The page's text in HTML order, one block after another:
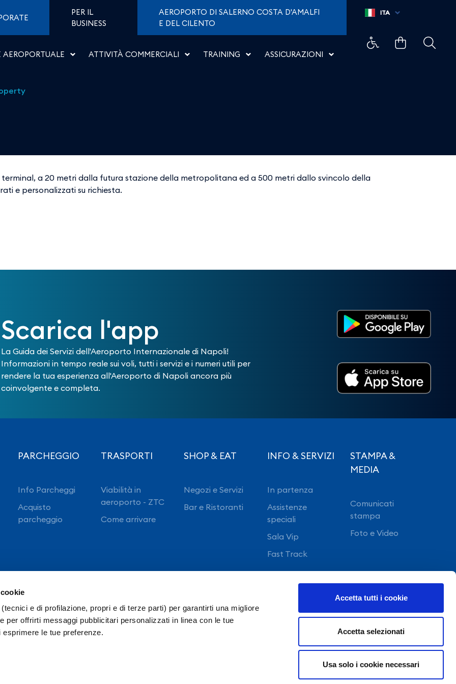
e di profilazione, propri e di terze parti) per garantirti una migliore
per offrirti messaggi pubblicitari personalizzati in linea con le tue
le tue preferenze.
Accetta tutti i cookie
Accetta selezionati
Usa solo i cookie necessari
PER IL
BUSINESS
AEROPORTO DI SALERNO COSTA D'AMALFI
E DEL CILENTO
AEROPORTUALE ATTIVITÀ COMMERCIALI TRAINING ASSICURAZIONI
ITA
a 20 metri dalla futura stazione della metropolitana ed a 500 metri dallo svincolo della
e personalizzati su richiesta.
Scarica l'app
La Guida dei Servizi dell'Aeroporto Internazionale di Napoli!
Informazioni in tempo reale sui voli, tutti i servizi e i numeri utili per
rendere la tua esperienza all'Aeroporto di Napoli ancora più
coinvolgente e completa.
PARCHEGGIO
Info Parcheggi
Acquisto
parcheggio
TRASPORTI
Viabilità in
aeroporto - ZTC
Come arrivare
SHOP & EAT
Negozi e Servizi
Bar e Ristoranti
INFO & SERVIZI
In partenza
Assistenze
speciali
Sala Vip
Fast Track
STAMPA &
MEDIA
Comunicati
stampa
Foto e Video
©Copyright 2022 GE.S.A.C. S.p.a. NAPOLI -